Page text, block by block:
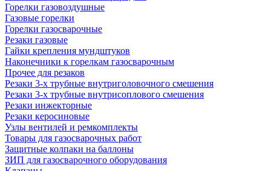
Горелки газовоздушные
Газовые горелки
Горелки газосварочные
Резаки газовые
Гайки крепления мундштуков
Наконечники к горелкам газосварочным
Прочее для резаков
Резаки 3-х трубные внутриголовочного смешения
Резаки 3-х трубные внутрисоплового смешения
Резаки инжекторные
Резаки керосиновые
Узлы вентилей и ремкомплекты
Товары для газосварочных работ
Защитные колпаки на баллоны
ЗИП для газосварочного оборудования